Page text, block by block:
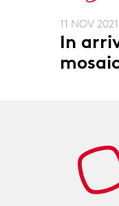
11 NOV 2021
In